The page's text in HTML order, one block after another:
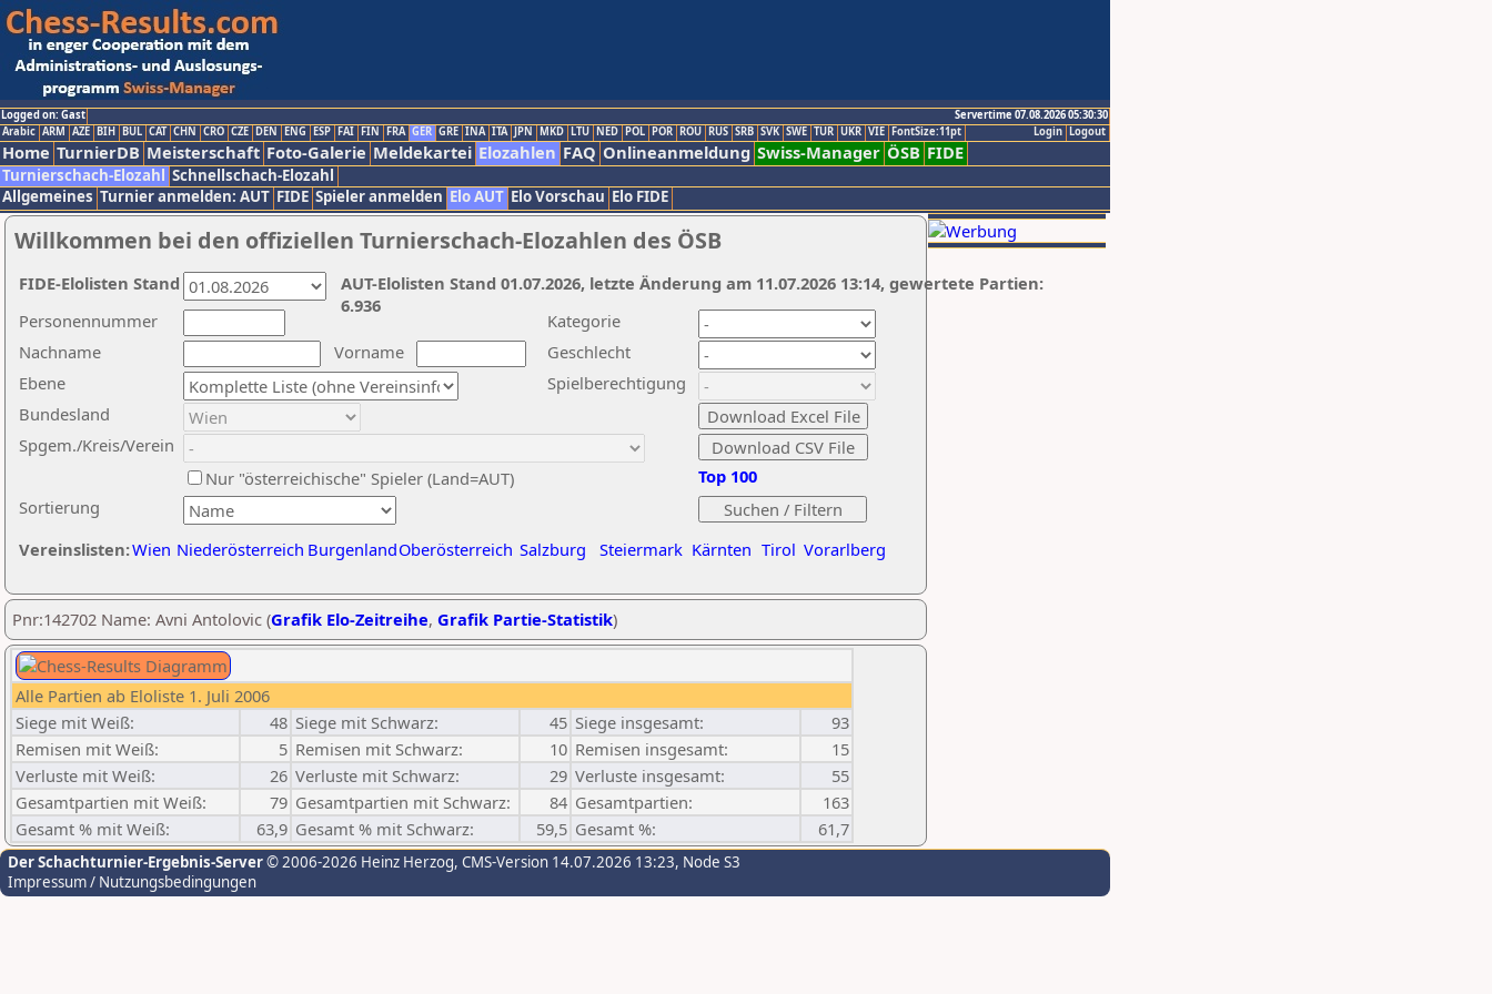
Logged on: Gast
Servertime 07.08.2026 05:30:30
Logout
Login
Arabic ARM AZE BIH BUL CAT CHN CRO CZE DEN ENG ESP FAI FIN FRA GER GRE INA ITA JPN MKD LTU NED POL POR ROU RUS SRB SVK SWE TUR UKR VIE FontSize:11pt
Home TurnierDB Meisterschaft Foto-Galerie Meldekartei Elozahlen FAQ Onlineanmeldung Swiss-Manager ÖSB FIDE
Turnierschach-Elozahl Schnellschach-Elozahl
Allgemeines Turnier anmelden: AUT FIDE Spieler anmelden Elo AUT Elo Vorschau Elo FIDE
Willkommen bei den offiziellen Turnierschach-Elozahlen des ÖSB
Nachname
Vorname
Ebene
Kategorie
Sortierung
Personennummer
Bundesland
Spgem./Kreis/Verein
Geschlecht
Nur "österreichische" Spieler (Land=AUT)
Spielberechtigung
Vereinslisten:Wien Niederösterreich BurgenlandOberösterreich Salzburg Steiermark Kärnten Tirol Vorarlberg
Top 100
AUT-Elolisten Stand 01.07.2026, letzte Änderung am 11.07.2026 13:14, gewertete Partien:
6.936
FIDE-Elolisten Stand
Pnr:142702 Name: Avni Antolovic (Grafik Elo-Zeitreihe, Grafik Partie-Statistik)
Alle Partien ab Eloliste 1. Juli 2006
Siege mit Weiß:
48 Siege mit Schwarz: 45 Siege insgesamt:
93
Remisen mit Weiß:
5 Remisen mit Schwarz: 10 Remisen insgesamt:
15
Verluste mit Weiß:
26 Verluste mit Schwarz: 29 Verluste insgesamt:
55
Gesamtpartien mit Weiß:
79 Gesamtpartien mit Schwarz: 84 Gesamtpartien:
163
Gesamt % mit Weiß:
63,9 Gesamt % mit Schwarz: 59,5 Gesamt %: 61,7
Der Schachturnier-Ergebnis-Server© 2006-2026 Heinz Herzog, CMS-Version 14.07.2026 13:23, Node S3
Impressum / Nutzungsbedingungen